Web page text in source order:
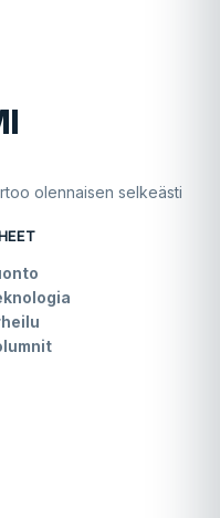
olennaisen selkeästi